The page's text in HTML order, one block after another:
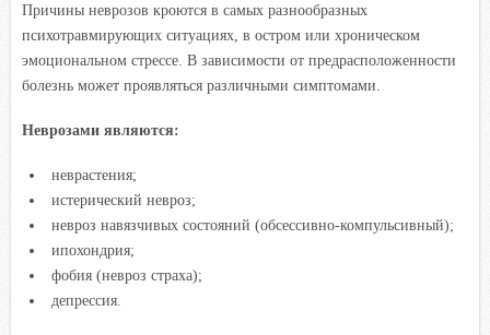
Причины неврозов кроются в самых разнообразных
психотравмирующих ситуациях, в остром или хроническом
эмоциональном стрессе. В зависимости от предрасположенности
болезнь может проявляться различными симптомами.
Неврозами являются:
неврастения;
истерический невроз;
невроз навязчивых состояний (обсессивно-компульсивный);
ипохондрия;
фобия (невроз страха);
депрессия.